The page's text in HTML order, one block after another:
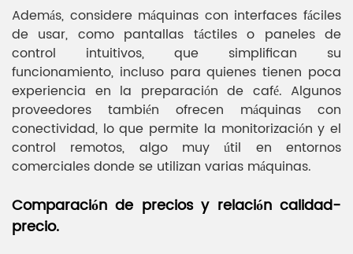
Además, considere máquinas con interfaces fáciles
de usar, como pantallas táctiles o paneles de
control intuitivos, que simplifican su
funcionamiento, incluso para quienes tienen poca
experiencia en la preparación de café. Algunos
proveedores también ofrecen máquinas con
conectividad, lo que permite la monitorización y el
control remotos, algo muy útil en entornos
comerciales donde se utilizan varias máquinas.
Comparación de precios y relación calidad-
precio.